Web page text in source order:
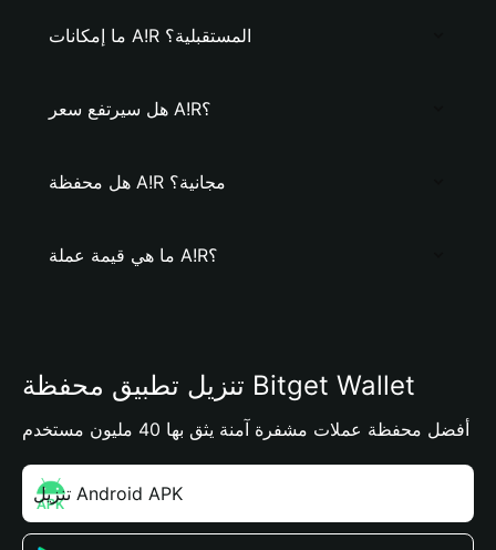
ما إمكانات A!R المستقبلية؟
هل سيرتفع سعر A!R؟
هل محفظة A!R مجانية؟
ما هي قيمة عملة A!R؟
تنزيل تطبيق محفظة Bitget Wallet
أفضل محفظة عملات مشفرة آمنة يثق بها 40 مليون مستخدم
تنزيل Android APK